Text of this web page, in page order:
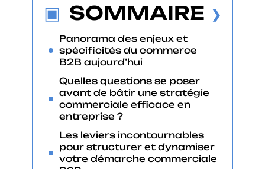
SOMMAIRE
Panorama des enjeux et
spécificités du commerce
B2B aujourd’hui
Quelles questions se poser
avant de bâtir une stratégie
commerciale efficace en
entreprise ?
Les leviers incontournables
pour structurer et dynamiser
votre démarche commerciale